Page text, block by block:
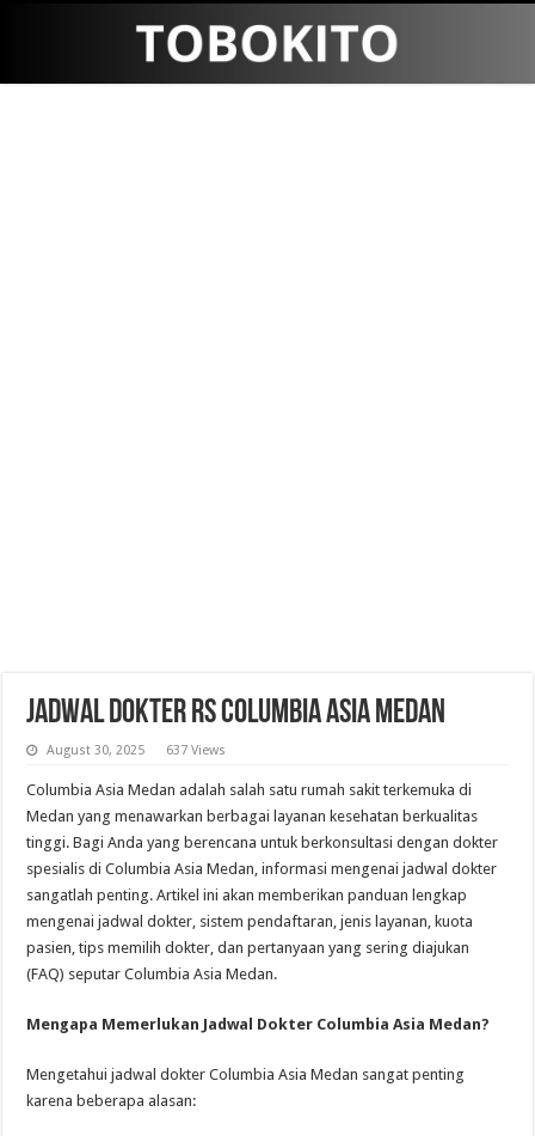
Jadwal Dokter RS Columbia Asia Medan
August 30, 2025 637 Views
Columbia Asia Medan adalah salah satu rumah sakit terkemuka di
Medan yang menawarkan berbagai layanan kesehatan berkualitas
tinggi. Bagi Anda yang berencana untuk berkonsultasi dengan dokter
spesialis di Columbia Asia Medan, informasi mengenai jadwal dokter
sangatlah penting. Artikel ini akan memberikan panduan lengkap
mengenai jadwal dokter, sistem pendaftaran, jenis layanan, kuota
pasien, tips memilih dokter, dan pertanyaan yang sering diajukan
(FAQ) seputar Columbia Asia Medan.
Mengapa Memerlukan Jadwal Dokter Columbia Asia Medan?
Mengetahui jadwal dokter Columbia Asia Medan sangat penting
karena beberapa alasan: